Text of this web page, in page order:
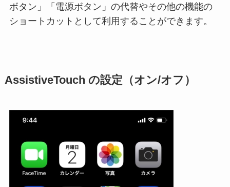
ボタン」「電源ボタン」の代替やその他の機能の
ショートカットとして利用することができます。
AssistiveTouch の設定（オン/オフ）